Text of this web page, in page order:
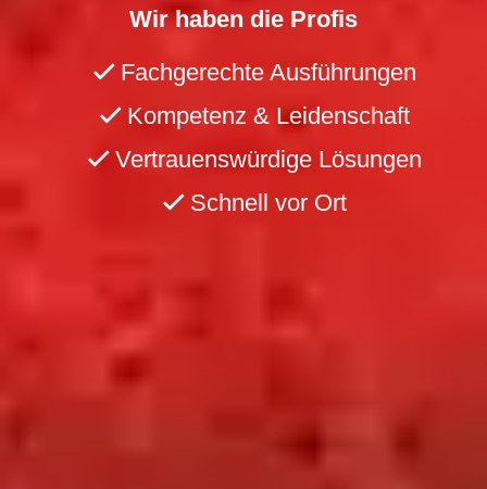
Wir haben die Profis
Fachgerechte Ausführungen
Kompetenz & Leidenschaft
Vertrauenswürdige Lösungen
Schnell vor Ort